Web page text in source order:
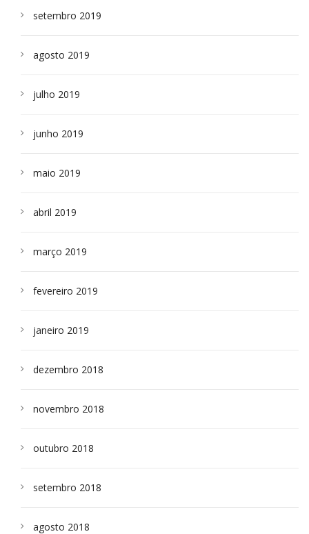
setembro 2019
agosto 2019
julho 2019
junho 2019
maio 2019
abril 2019
março 2019
fevereiro 2019
janeiro 2019
dezembro 2018
novembro 2018
outubro 2018
setembro 2018
agosto 2018